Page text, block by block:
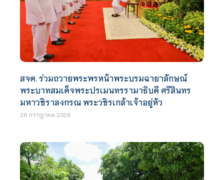
สจด. ร่วมถวายพระพรหน้าพระบรมฉายาลักษณ์
พระบาทสมเด็จพระปรเมนทรรามาธิบดี ศรีสินทร
มหาวชิราลงกรณ พระวชิรเกล้าเจ้าอยู่หัว
28 กรกฎาคม 2026